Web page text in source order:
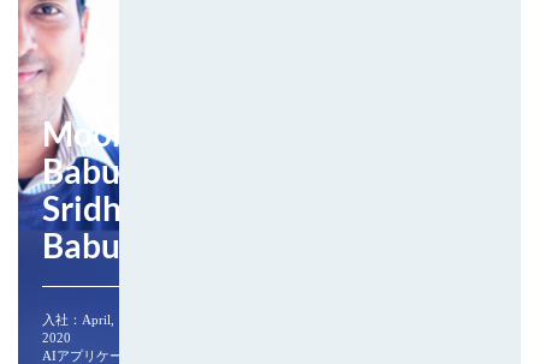
Moorthy
Babu
Sridhar
Babu
入社：April,
2020
AIアプリケーシ